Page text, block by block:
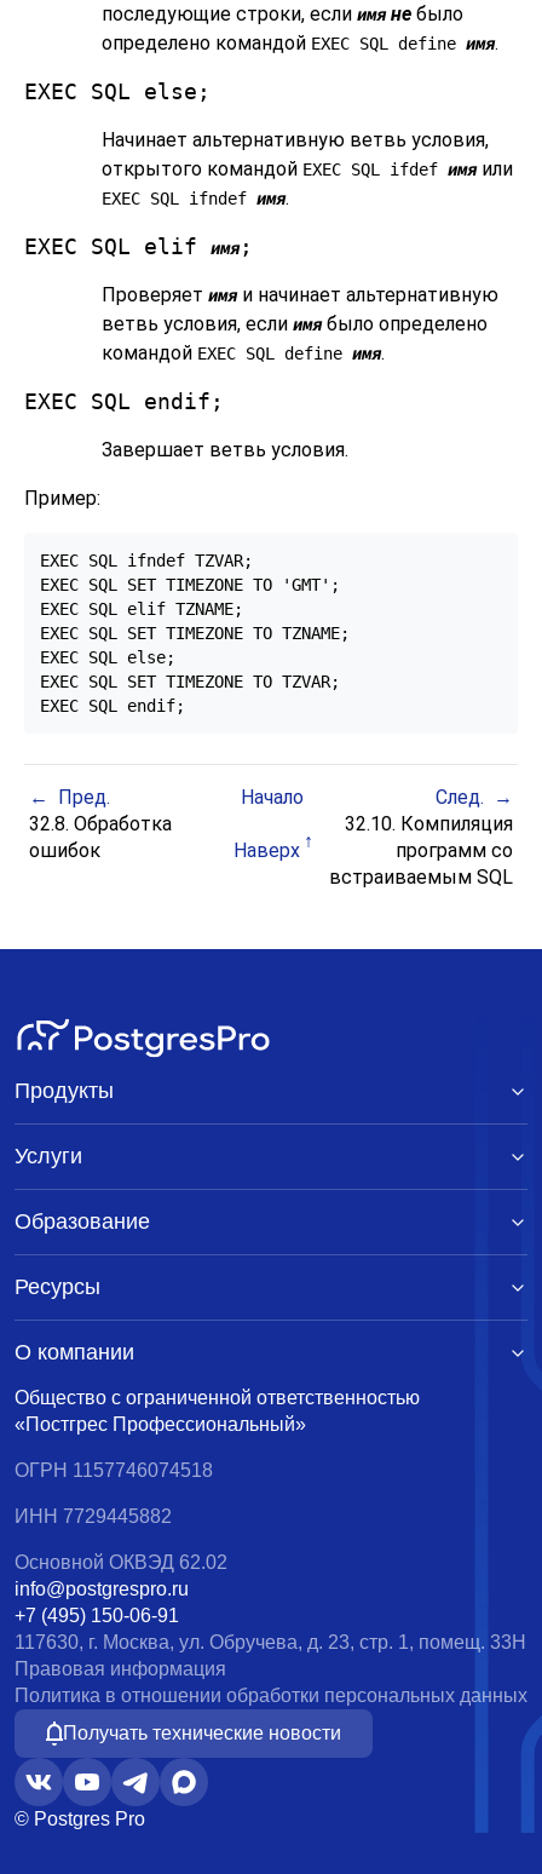
последующие строки, если имя не было
определено командой EXEC SQL define имя.
EXEC SQL else;
Начинает альтернативную ветвь условия,
открытого командой EXEC SQL ifdef имяили
EXEC SQL ifndef имя.
EXEC SQL elif имя;
Проверяет имяи начинает альтернативную
ветвь условия, если имябыло определено
командой EXEC SQL define имя.
EXEC SQL endif;
Завершает ветвь условия.
Пример:
EXEC SQL ifndef TZVAR;
EXEC SQL SET TIMEZONE TO 'GMT';
EXEC SQL elif TZNAME;
EXEC SQL SET TIMEZONE TO TZNAME;
EXEC SQL else;
EXEC SQL SET TIMEZONE TO TZVAR;
EXEC SQL endif;
Пред. Начало
След.
32.8. Обработка
ошибок
Наверх
32.10. Компиляция
программ со
встраиваемым SQL
Общество с ограниченной ответственностью
«Постгрес Профессиональный»
ОГРН 1157746074518
ИНН 7729445882
Основной ОКВЭД 62.02
info@postgrespro.ru
+7 (495) 150-06-91
117630, г. Москва, ул. Обручева, д. 23, стр. 1, помещ. 33Н
Правовая информация
Политика в отношении обработки персональных данных
Получать технические новости
© Postgres Pro
Продукты
Услуги
Образование
Ресурсы
О компании